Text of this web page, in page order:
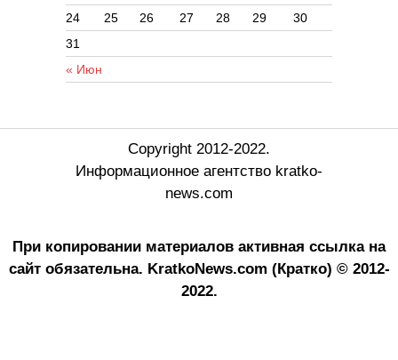
« Июн
24
25 26 27 28 29
30
31
Copyright 2012-2022.
Информационное агентство kratko-
news.com
При копировании материалов активная ссылка на
сайт обязательна. KratkoNews.com (Кратко) © 2012-
2022.